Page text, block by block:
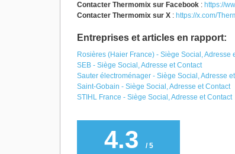
Contacter Thermomix sur Facebook : https://
Contacter Thermomix sur X : https://x.com/
Entreprises et articles en rapport:
Rosières (Haier France) - Siège Social, Adresse
SEB - Siège Social, Adresse et Contact
Sauter électroménager - Siège Social, Adresse
Saint-Gobain - Siège Social, Adresse et Contact
STIHL France - Siège Social, Adresse et Contact
4.3 / 5